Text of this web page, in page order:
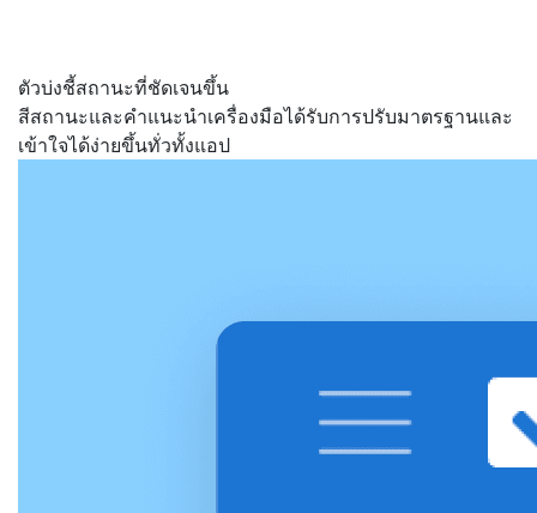
ตัวบ่งชี้สถานะที่ชัดเจนขึ้น
สีสถานะและคำแนะนำเครื่องมือได้รับการปรับมาตรฐานและ
เข้าใจได้ง่ายขึ้นทั่วทั้งแอป